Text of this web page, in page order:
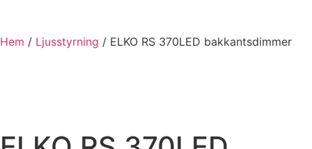
Hem / Ljusstyrning / ELKO RS 370LED bakkantsdimmer